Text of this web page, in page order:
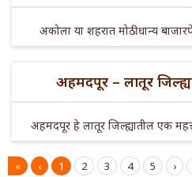
अकोला या शहरात मोठी धान्य
अहमदपूर – लातूर
अहमदपूर हे लातूर जिल्ह्यातील एक
« ‹ 1 2 3 4 5 ›